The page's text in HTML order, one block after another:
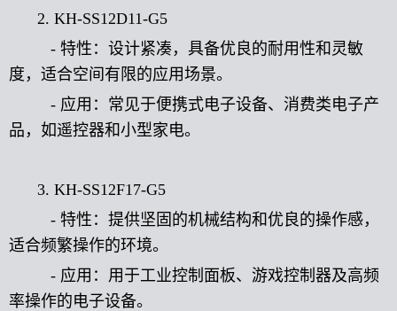
2. KH-SS12D11-G5
- 特性：设计紧凑，具备优良的耐用性和灵敏
度，适合空间有限的应用场景。
- 应用：常见于便携式电子设备、消费类电子产
品，如遥控器和小型家电。
3. KH-SS12F17-G5
- 特性：提供坚固的机械结构和优良的操作感，
适合频繁操作的环境。
- 应用：用于工业控制面板、游戏控制器及高频
率操作的电子设备。